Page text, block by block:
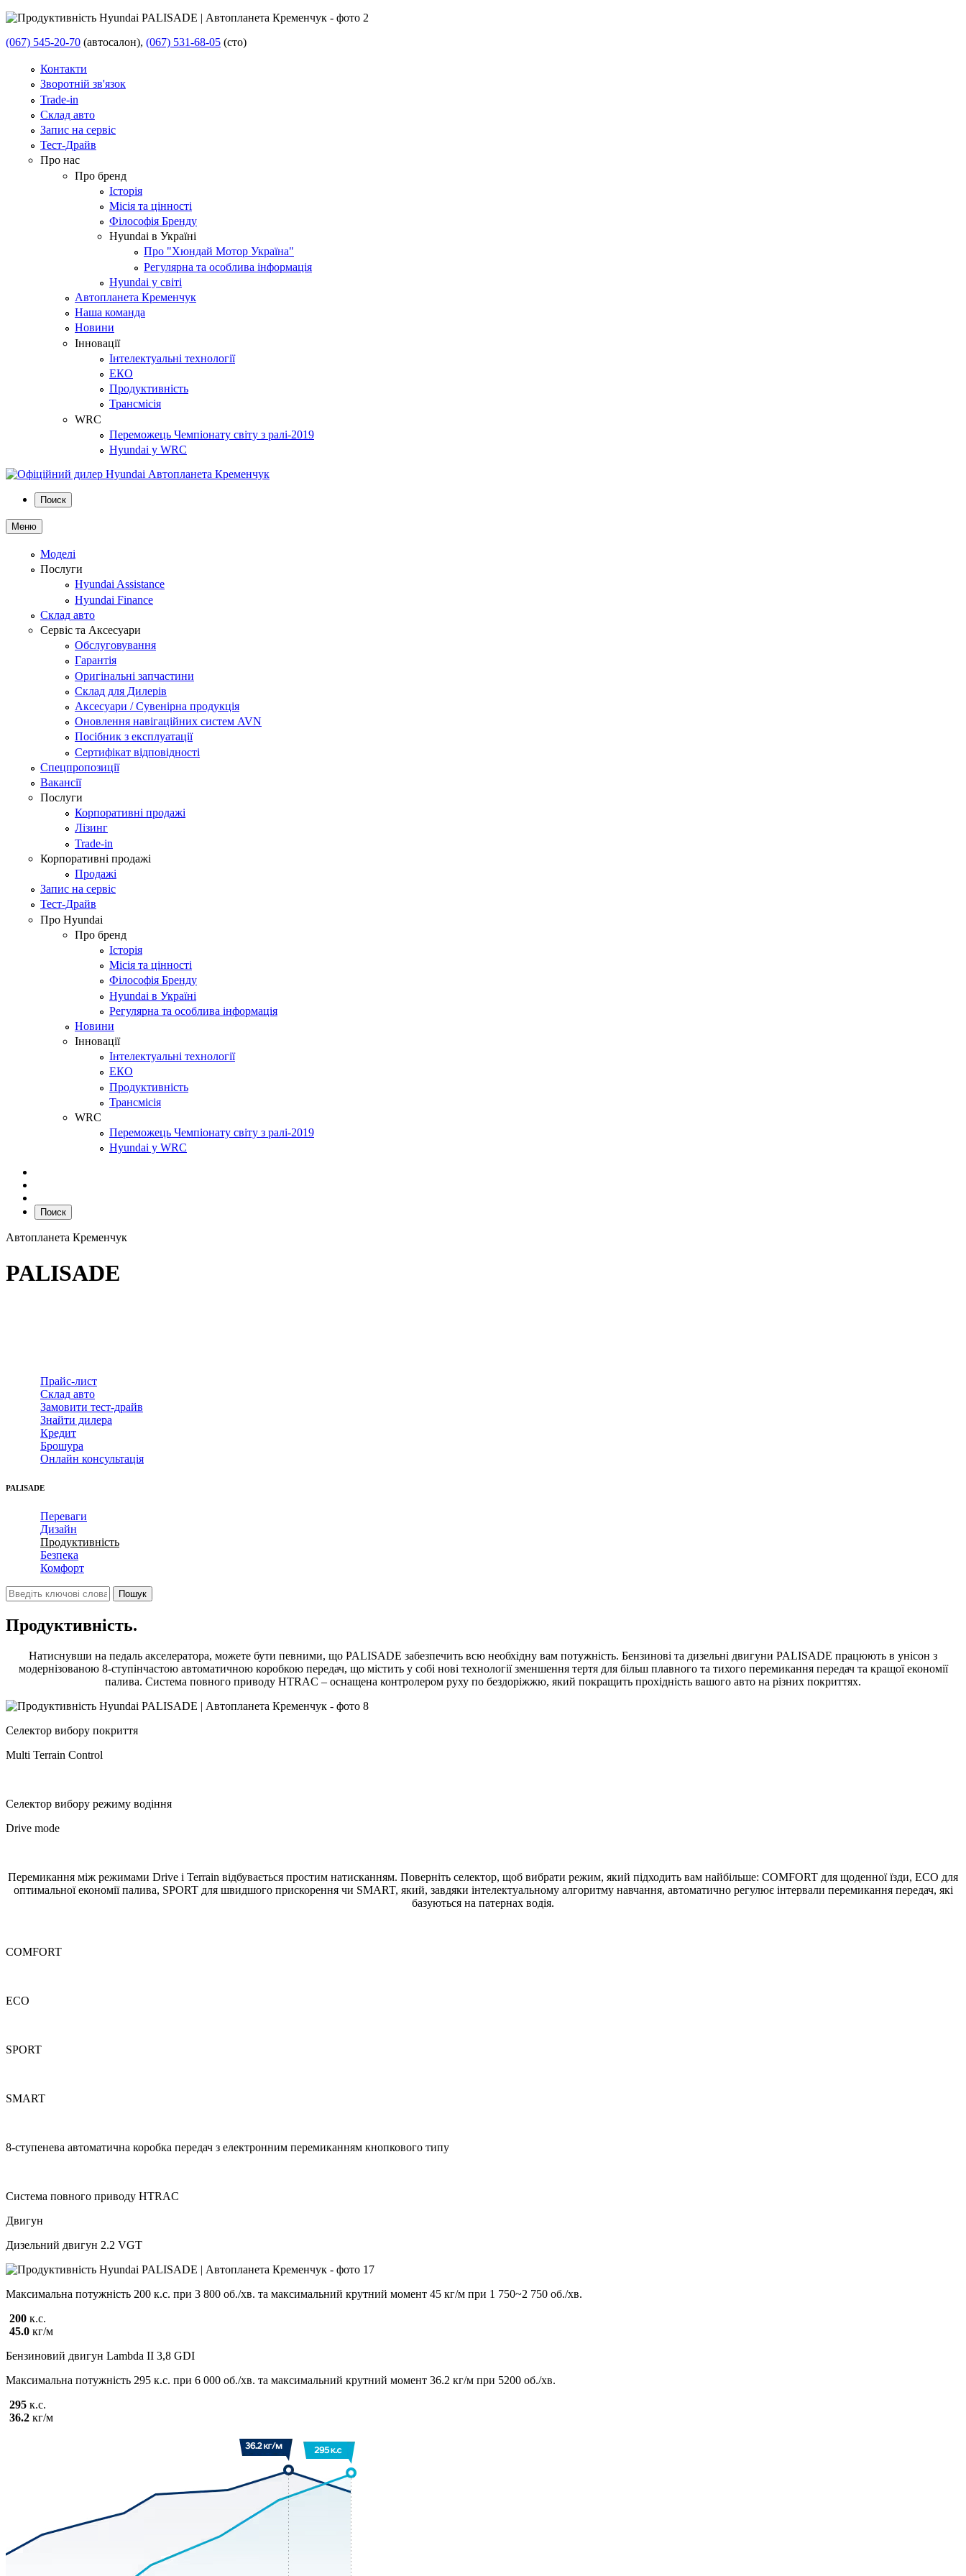
(067) 545-20-70 (автосалон), (067) 531-68-05 (сто)
Контакти
Зворотній зв'язок
Trade-in
Склад авто
Запис на сервіс
Тест-Драйв
Про нас
Про бренд
Історія
Місія та цінності
Філософія Бренду
Hyundai в Україні
Про "Хюндай Мотор Україна"
Регулярна та особлива інформація
Hyundai у світі
Автопланета Кременчук
Наша команда
Новини
Інновації
Інтелектуальні технології
ЕКО
Продуктивність
Трансмісія
WRC
Переможець Чемпіонату світу з ралі-2019
Hyundai у WRC
Поиск
Меню
Моделі
Послуги
Hyundai Assistance
Hyundai Finance
Склад авто
Сервіс та Аксесуари
Обслуговування
Гарантія
Оригінальні запчастини
Склад для Дилерів
Аксесуари / Сувенірна продукція
Оновлення навігаційних систем AVN
Посібник з експлуатації
Сертифікат відповідності
Спецпропозиції
Вакансії
Послуги
Корпоративні продажі
Лізинг
Trade-in
Корпоративні продажі
Продажі
Запис на сервіс
Тест-Драйв
Про Hyundai
Про бренд
Історія
Місія та цінності
Філософія Бренду
Hyundai в Україні
Регулярна та особлива інформація
Новини
Інновації
Інтелектуальні технології
ЕКО
Продуктивність
Трансмісія
WRC
Переможець Чемпіонату світу з ралі-2019
Hyundai у WRC
Поиск
Автопланета Кременчук
PALISADE
Прайс-лист
Склад авто
Замовити тест-драйв
Знайти дилера
Кредит
Брошура
Онлайн консультація
PALISADE
Переваги
Дизайн
Продуктивність
Безпека
Комфорт
Продуктивність.
Натиснувши на педаль акселератора, можете бути певними, що PALISADE забезпечить всю необхідну вам потужність. Бензинові та дизельні двигуни PALISADE працюють в унісон з
модернізованою 8-ступінчастою автоматичною коробкою передач, що містить у собі нові технології зменшення тертя для більш плавного та тихого перемикання передач та кращої економії
палива. Система повного приводу HTRAC – оснащена контролером руху по бездоріжжю, який покращить прохідність вашого авто на різних покриттях.
Селектор вибору покриття
Multi Terrain Control
Селектор вибору режиму водіння
Drive mode
Перемикання між режимами Drive і Terrain відбувається простим натисканням. Поверніть селектор, щоб вибрати режим, який підходить вам найбільше: COMFORT для щоденної їзди, ECO для
оптимальної економії палива, SPORT для швидшого прискорення чи SMART, який, завдяки інтелектуальному алгоритму навчання, автоматично регулює інтервали перемикання передач, які
базуються на патернах водія.
COMFORT
ECO
SPORT
SMART
8-ступенева автоматична коробка передач з електронним перемиканням кнопкового типу
Система повного приводу HTRAC
Двигун
Дизельний двигун 2.2 VGT
Максимальна потужність 200 к.с. при 3 800 об./хв. та максимальний крутний момент 45 кг/м при 1 750~2 750 об./хв.
200 к.с.
45.0 кг/м
Бензиновий двигун Lambda II 3,8 GDI
Максимальна потужність 295 к.с. при 6 000 об./хв. та максимальний крутний момент 36.2 кг/м при 5200 об./хв.
295 к.с.
36.2 кг/м